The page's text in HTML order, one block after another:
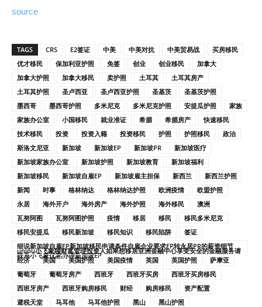
source
TAGS CRS E2签证 中美 中美对抗 中美贸易战
买房移民
优才移民
保加利亚护照 免签 创业 创业移民
加拿大
加拿大护照
加拿大移民 卖护照 土耳其
土耳其房产
土耳其护照
圣卢西亚 圣卢西亚护照 圣基茨
圣基茨护照
墨西哥
墨西哥护照 多米尼克 多米尼克护照 安提瓜护照
家族
家族办公室
小国移民 就业准证 希腊 希腊房产
快速移民
技术移民
投资 投资入籍 投资移民 护照 护照移民
政治
斯洛文尼亚
新加坡 新加坡EP 新加坡PR
新加坡医疗
新加坡家族办公室
新加坡护照 新加坡教育
新加坡福利
新加坡移民
新加坡自雇EP 新加坡雇主担保 新西兰
新西兰护照
新闻
时事 格林纳达 格林纳达护照 欧洲疫情
欧盟护照
永居
海外开户 海外房产 海外护照 海外移民
澳洲
瓦努阿图
瓦努阿图护照 疫情 移居 移民
移民多米尼克
移民安提瓜
移民新加坡 移民知识 移民陷阱
签证
细说新加坡自雇EP新加坡移民申请条件自雇企业要求EP转永居PR的薪资细节
unjnu小飞象聊财富管理投资人如果想移居亚洲金融中心享受安全的金融服务请
联系小飞象优惠办理新加坡EP
经济 美国 美国护照 美国疫情 英国 英国护照
萨摩亚
葡萄牙
葡萄牙房产 西班牙 西班牙买房
西班牙买房移民
西班牙房产
西班牙购房移民 财经 购房移民
资产配置
避税天堂
马耳他 马耳他护照 黑山 黑山护照